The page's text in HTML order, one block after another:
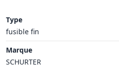
Type
fusible fin
Marque
SCHURTER